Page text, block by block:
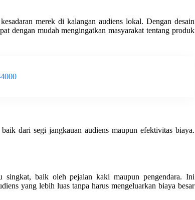
merek di kalangan audiens lokal. Dengan desain
dengan mudah mengingatkan masyarakat tentang produk
dari segi jangkauan audiens maupun efektivitas biaya.
baik oleh pejalan kaki maupun pengendara. Ini
yang lebih luas tanpa harus mengeluarkan biaya besar